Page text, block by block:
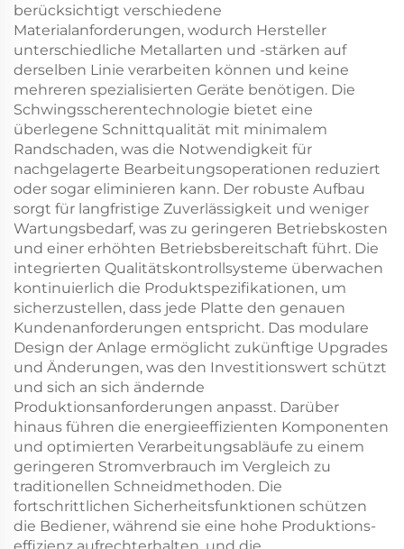
berücksichtigt verschiedene
Materialanforderungen, wodurch Hersteller
unterschiedliche Metallarten und -stärken auf
derselben Linie verarbeiten können und keine
mehreren spezialisierten Geräte benötigen. Die
Schwingsscherentechnologie bietet eine
überlegene Schnittqualität mit minimalem
Randschaden, was die Notwendigkeit für
nachgelagerte Bearbeitungsoperationen reduziert
oder sogar eliminieren kann. Der robuste Aufbau
sorgt für langfristige Zuverlässigkeit und weniger
Wartungsbedarf, was zu geringeren Betriebskosten
und einer erhöhten Betriebsbereitschaft führt. Die
integrierten Qualitätskontrollsysteme überwachen
kontinuierlich die Produktspezifikationen, um
sicherzustellen, dass jede Platte den genauen
Kundenanforderungen entspricht. Das modulare
Design der Anlage ermöglicht zukünftige Upgrades
und Änderungen, was den Investitionswert schützt
und sich an sich ändernde
Produktionsanforderungen anpasst. Darüber
hinaus führen die energieeffizienten Komponenten
und optimierten Verarbeitungsabläufe zu einem
geringeren Stromverbrauch im Vergleich zu
traditionellen Schneidmethoden. Die
fortschrittlichen Sicherheitsfunktionen schützen
die Bediener, während sie eine hohe Produktions-